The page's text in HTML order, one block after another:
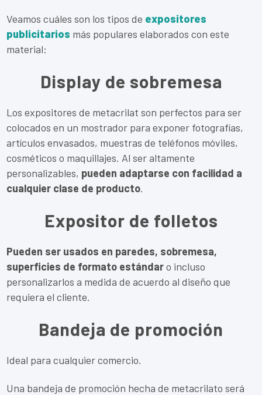
Veamos cuáles son los tipos de expositores
publicitarios más populares elaborados con este
material:
Display de sobremesa
Los expositores de metacrilat son perfectos para ser
colocados en un mostrador para exponer fotografías,
artículos envasados, muestras de teléfonos móviles,
cosméticos o maquillajes. Al ser altamente
personalizables, pueden adaptarse con facilidad a
cualquier clase de producto.
Expositor de folletos
Pueden ser usados en paredes, sobremesa,
superficies de formato estándaro incluso
personalizarlos a medida de acuerdo al diseño que
requiera el cliente.
Bandeja de promoción
Ideal para cualquier comercio.
Una bandeja de promoción hecha de metacrilato será